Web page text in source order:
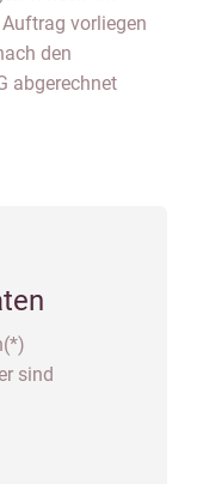
vorliegen
den
abgerechnet
sind